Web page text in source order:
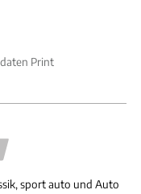
Print
sport auto und Auto